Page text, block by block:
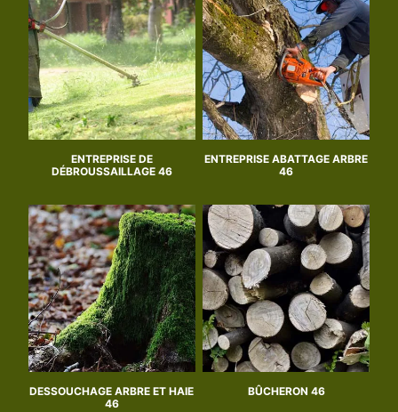
ENTREPRISE DE
DÉBROUSSAILLAGE 46
ENTREPRISE ABATTAGE ARBRE
46
DESSOUCHAGE ARBRE ET HAIE
46
BÛCHERON 46